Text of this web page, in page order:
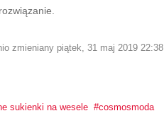
zmieniany piątek, 31 maj 2019 22:38
sukienki na wesele
cosmosmoda